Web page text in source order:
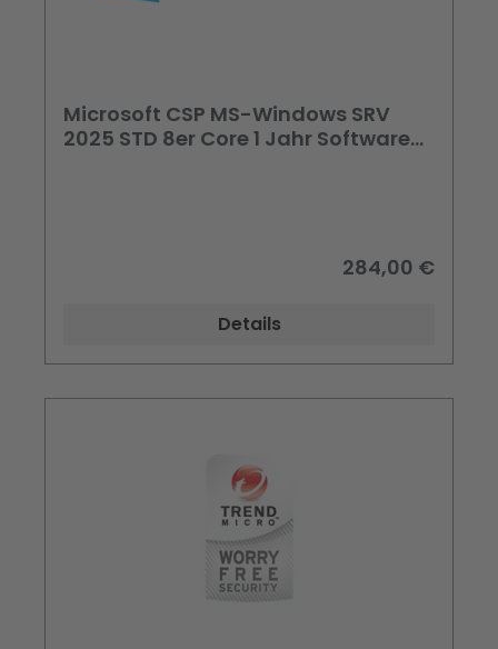
Microsoft CSP MS-Windows SRV
2025 STD 8er Core 1 Jahr Software
284,00 €
Details